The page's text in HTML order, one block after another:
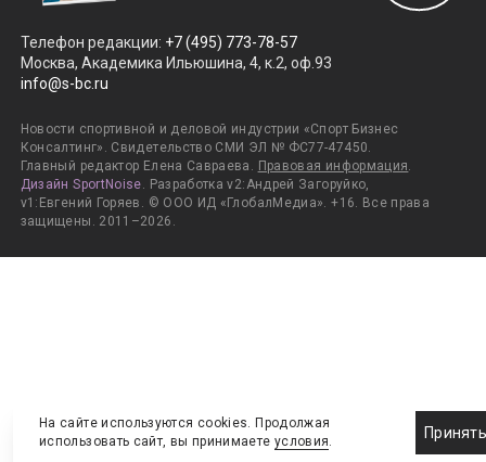
Телефон редакции: +7 (495) 773-78-57
Москва, Академика Ильюшина, 4, к.2, оф.93
info@s-bc.ru
Новости спортивной и деловой индустрии «Спорт Бизнес
Консалтинг». Свидетельство СМИ ЭЛ № ФС77-47450.
Главный редактор Елена Савраева. Правовая информация.
Дизайн SportNoise. Разработка v2:Андрей Загоруйко,
v1:Евгений Горяев. © ООО ИД «ГлобалМедиа». +16. Все права
защищены. 2011–2026.
На сайте используются cookies. Продолжая
использовать сайт, вы принимаете условия.
Принять